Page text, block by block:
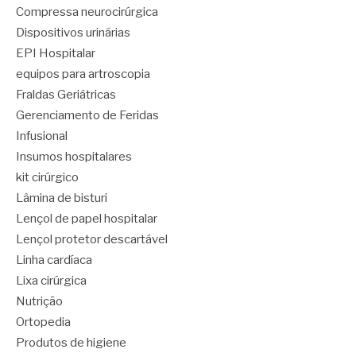
Compressa neurocirúrgica
Dispositivos urinárias
EPI Hospitalar
equipos para artroscopia
Fraldas Geriátricas
Gerenciamento de Feridas
Infusional
Insumos hospitalares
kit cirúrgico
Lâmina de bisturi
Lençol de papel hospitalar
Lençol protetor descartável
Linha cardíaca
Lixa cirúrgica
Nutrição
Ortopedia
Produtos de higiene